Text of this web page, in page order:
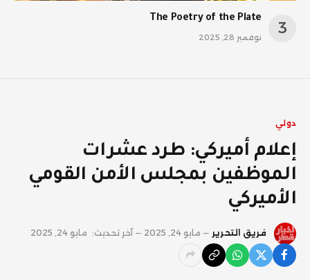
The Poetry of the Plate
نوفمبر 28, 2025
دولي
إعلام أميركي: طرد عشرات
الموظفين بمجلس الأمن القومي
الأميركي
فريق التحرير مايو 24, 2025 آخر تحديث: مايو 24, 2025